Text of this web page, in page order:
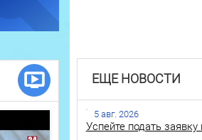
ЕЩЕ НОВОСТИ
5 авг. 2026
Успейте подать